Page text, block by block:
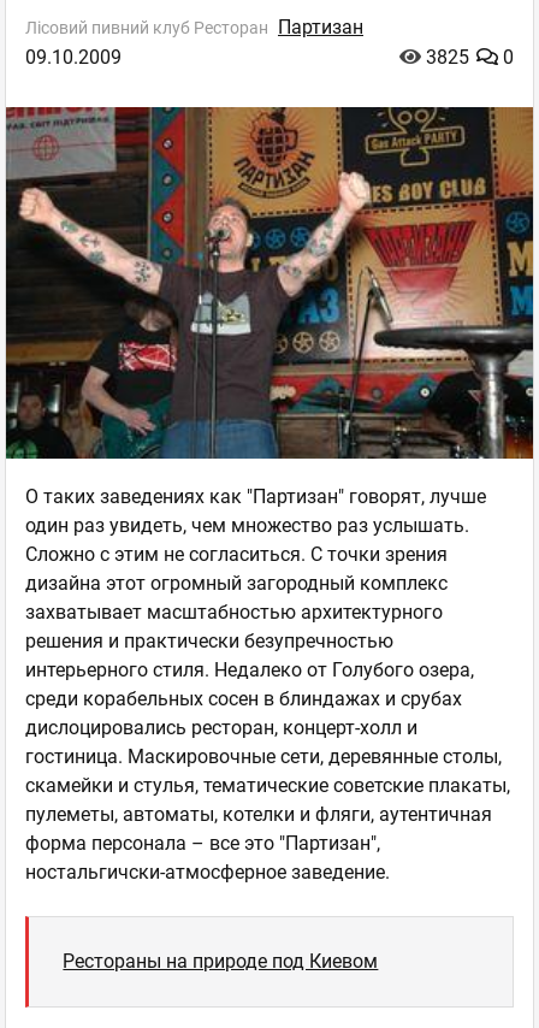
Лісовий пивний клуб Ресторан
Партизан
09.10.2009
0
3825
О таких заведениях как "Партизан" говорят, лучше
один раз увидеть, чем множество раз услышать.
Сложно с этим не согласиться. С точки зрения
дизайна этот огромный загородный комплекс
захватывает масштабностью архитектурного
решения и практически безупречностью
интерьерного стиля. Недалеко от Голубого озера,
среди корабельных сосен в блиндажах и срубах
дислоцировались ресторан, концерт-холл и
гостиница. Маскировочные сети, деревянные столы,
скамейки и стулья, тематические советские плакаты,
пулеметы, автоматы, котелки и фляги, аутентичная
форма персонала – все это "Партизан",
ностальгичски-атмосферное заведение.
Рестораны на природе под Киевом